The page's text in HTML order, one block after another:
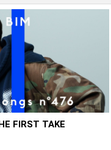
FIRST TAKE